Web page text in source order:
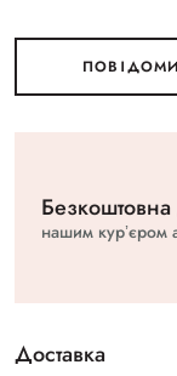
нашим курʼєром
Доставка